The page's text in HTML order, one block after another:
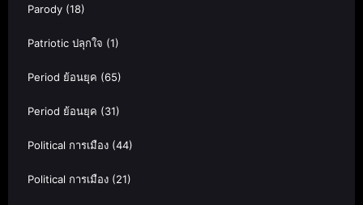
Parody (18)
Patriotic ปลุกใจ (1)
Period ย้อนยุค (65)
Period ย้อนยุค (31)
Political การเมือง (44)
Political การเมือง (21)